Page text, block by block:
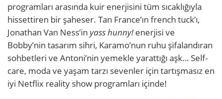
programları arasında kuir enerjisini tüm sıcaklığıyla
hissettiren bir şaheser. Tan France’ın french tuck’ı,
Jonathan Van Ness’in yass hunny!enerjisi ve
Bobby’nin tasarım sihri, Karamo’nun ruhu şifalandıran
sohbetleri ve Antoni’nin yemekle yarattığı aşk… Self-
care, moda ve yaşam tarzı sevenler için tartışmasız en
iyi Netflix reality show programları içinde!